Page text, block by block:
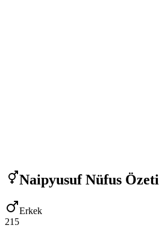
NaipyusufNüfus Özeti
Erkek
215